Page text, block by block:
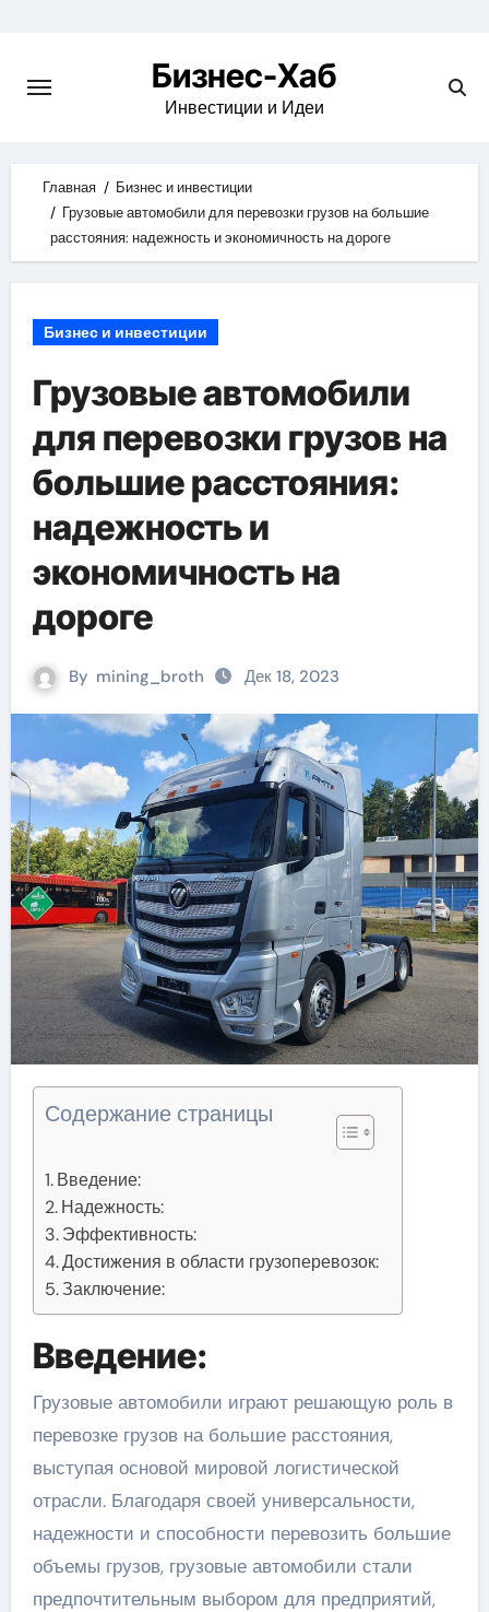
content
Бизнес-Хаб
Инвестиции и Идеи
Главная
Бизнес и инвестиции
Грузовые автомобили для перевозки грузов на большие
расстояния: надежность и экономичность на дороге
Бизнес и инвестиции
Грузовые автомобили
для перевозки грузов на
большие расстояния:
надежность и
экономичность на
дороге
By mining_broth Дек 18, 2023
Содержание страницы
Введение:
Надежность:
Эффективность:
Достижения в области грузоперевозок:
Заключение:
Введение:
Грузовые автомобили играют решающую роль в
перевозке грузов на большие расстояния,
выступая основой мировой логистической
отрасли. Благодаря своей универсальности,
надежности и способности перевозить большие
объемы грузов, грузовые автомобили стали
предпочтительным выбором для предприятий,